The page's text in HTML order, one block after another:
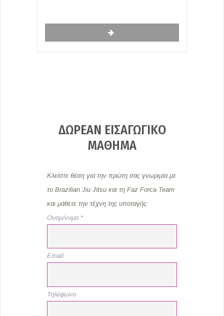
ΔΩΡΕΑΝ ΕΙΣΑΓΩΓΙΚΟ
ΜΑΘΗΜΑ
Κλείστε θέση για την πρώτη σας γνωριμία με
το Brazilian Jiu Jitsu και τη Faz Forca Team
και μάθετε την τέχνη της υποταγής:
Ονομ/νυμο *
Email
Τηλέφωνο